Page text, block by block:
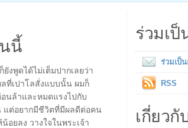
นี้
งพูดได้ไม่เต็มปากเลยว่า
ลที่เปาโลสั่งแบบนั้น ผมก็
อนล้าและหมดแรงไปกับ
แต่อยากมีชีวิตที่มีผลดีต่อคน
อยลง วางใจในพระเจ้า
ร่วมเ
ร่วมเป็
RSS
เกี่ยวกั